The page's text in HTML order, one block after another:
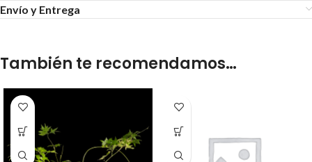
Envío y Entrega
También te recomendamos…